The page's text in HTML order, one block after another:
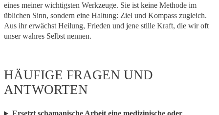
eines meiner wichtigsten Werkzeuge. Sie ist keine Methode im
üblichen Sinn, sondern eine Haltung: Ziel und Kompass zugleich.
Aus ihr erwächst Heilung, Frieden und jene stille Kraft, die wir oft
unser wahres Selbst nennen.
HÄUFIGE FRAGEN UND
ANTWORTEN